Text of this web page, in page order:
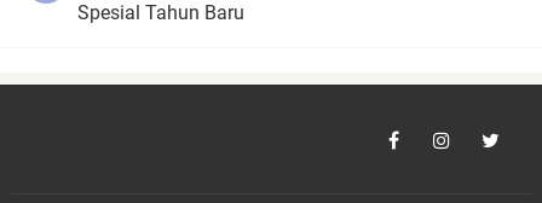
Spesial Tahun Baru